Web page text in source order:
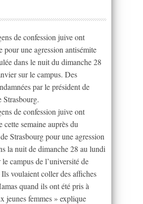
de confession juive ont
pour une agression antisémite
dans le nuit du dimanche 28
sur le campus. Des
par le président de
Strasbourg.
de confession juive ont
cette semaine auprès du
Strasbourg pour une agression
la nuit de dimanche 28 au lundi
campus de l’université de
voulaient coller des affiches
quand ils ont été pris à
jeunes femmes » explique